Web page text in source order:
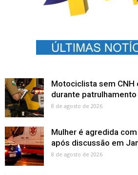
Motociclista sem CNH
durante
8 de agosto de 2026
Mulher é agredida
após discussão em
8 de agosto de 2026